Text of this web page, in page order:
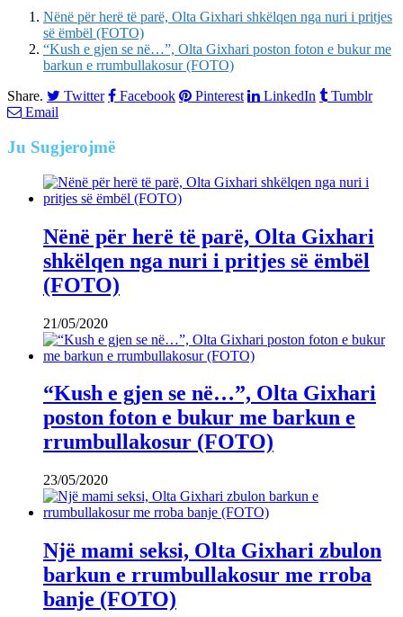
Nënë për herë të parë, Olta Gixhari shkëlqen nga nuri i pritjes
së ëmbël (FOTO)
“Kush e gjen se në…”, Olta Gixhari poston foton e bukur me
barkun e rrumbullakosur (FOTO)
Share.
Twitter Facebook Pinterest LinkedIn
Tumblr
Email
Ju Sugjerojmë
Nënë për herë të parë, Olta Gixhari
shkëlqen nga nuri i pritjes së ëmbël
(FOTO)
21/05/2020
“Kush e gjen se në…”, Olta Gixhari
poston foton e bukur me barkun e
rrumbullakosur (FOTO)
23/05/2020
Një mami seksi, Olta Gixhari zbulon
barkun e rrumbullakosur me rroba
banje (FOTO)